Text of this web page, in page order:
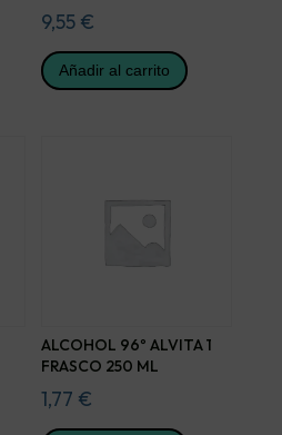
9,55 €
Añadir al carrito
ALCOHOL 96º ALVITA 1
FRASCO 250 ML
1,77 €